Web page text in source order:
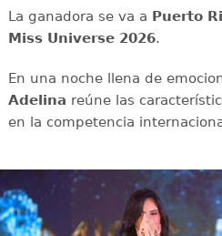
La ganadora se va a Puerto
Miss Universe 2026.
En una noche llena de
Adelina reúne las
en la competencia